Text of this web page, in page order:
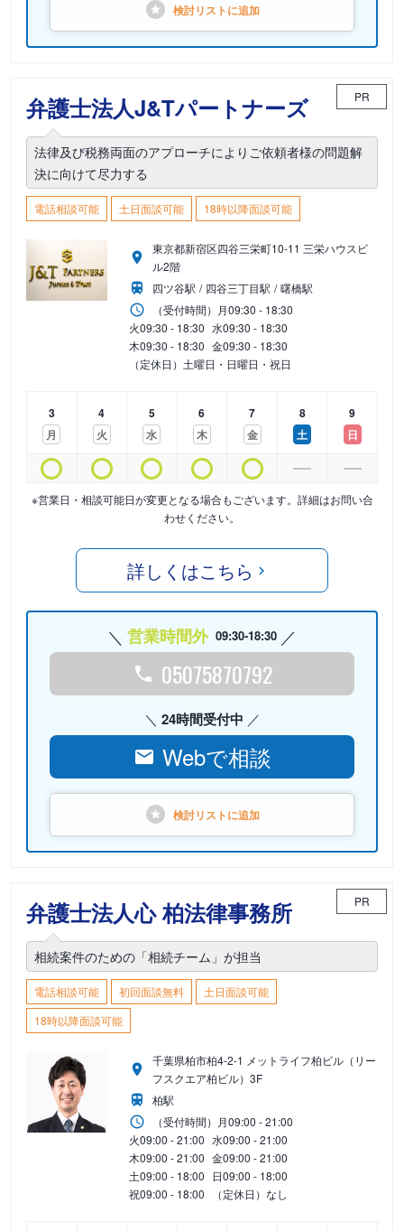
検討リストに追加
弁護士法人J&Tパートナーズ PR
法律及び税務両面のアプローチによりご依頼者様の問題解
決に向けて尽力する
電話相談可能 土日面談可能 18時以降面談可能
東京都新宿区四谷三栄町10-11 三栄ハウスビ
ル2階
四ツ谷駅
四谷三丁目駅
曙橋駅
（受付時間） 月09:30 - 18:30
火09:30 - 18:30 水09:30 - 18:30
木09:30 - 18:30 金09:30 - 18:30
（定休日）土曜日・日曜日・祝日
3
月
4
火
5
水
6
木
7
金
8
土
9
日
※営業日・相談可能日が変更となる場合もございます。詳細はお問い合
わせください。
詳しくはこちら
営業時間外 09:30-18:30
05075870792
24時間受付中
Webで相談
検討リストに追加
弁護士法人心 柏法律事務所 PR
相続案件のための「相続チーム」が担当
電話相談可能 初回面談無料
土日面談可能
18時以降面談可能
千葉県柏市柏4-2-1 メットライフ柏ビル（リー
フスクエア柏ビル）3F
柏駅
（受付時間） 月09:00 - 21:00
火09:00 - 21:00 水09:00 - 21:00
木09:00 - 21:00 金09:00 - 21:00
土09:00 - 18:00 日09:00 - 18:00
祝09:00 - 18:00 （定休日）なし